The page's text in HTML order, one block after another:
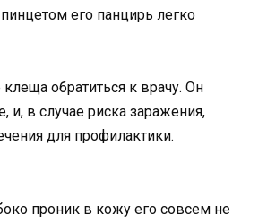
его панцирь легко
обратиться к врачу. Он
и, в случае риска заражения,
для профилактики.
проник в кожу его совсем не